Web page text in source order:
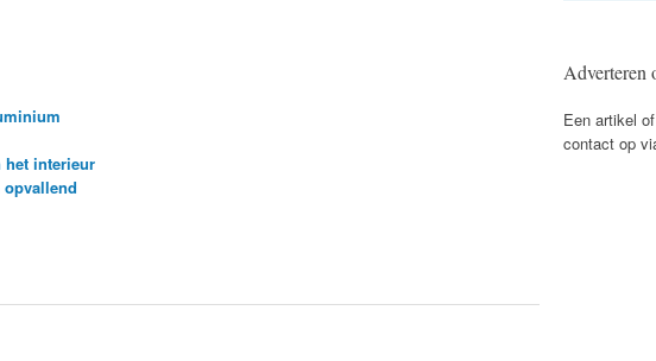
het interieur
Adverteren
Een artikel
contact op